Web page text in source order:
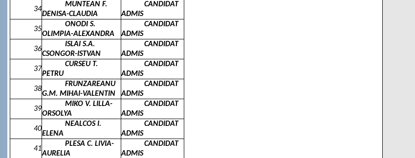
34
MUNTEAN F.
DENISA-CLAUDIA
CANDIDAT
ADMIS
35
ONODI S.
OLIMPIA-ALEXANDRA
CANDIDAT
ADMIS
36
ISLAI S.A.
CSONGOR-ISTVAN
CANDIDAT
ADMIS
37
CURSEU T.
PETRU
CANDIDAT
ADMIS
38
FRUNZAREANU
G.M. MIHAI-VALENTIN
CANDIDAT
ADMIS
39
MIKO V. LILLA-
ORSOLYA
CANDIDAT
ADMIS
40
NEALCOS I.
ELENA
CANDIDAT
ADMIS
41
PLESA C. LIVIA-
AURELIA
CANDIDAT
ADMIS